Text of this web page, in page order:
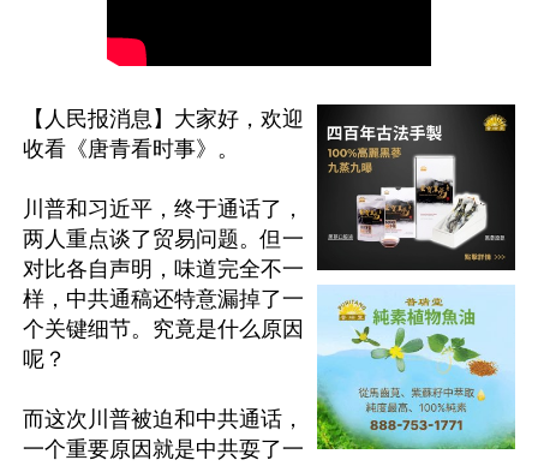
【人民报消息】大家好，欢迎
收看《唐青看时事》。
川普和习近平，终于通话了，
两人重点谈了贸易问题。但一
对比各自声明，味道完全不一
样，中共通稿还特意漏掉了一
个关键细节。究竟是什么原因
呢？
而这次川普被迫和中共通话，
一个重要原因就是中共耍了一